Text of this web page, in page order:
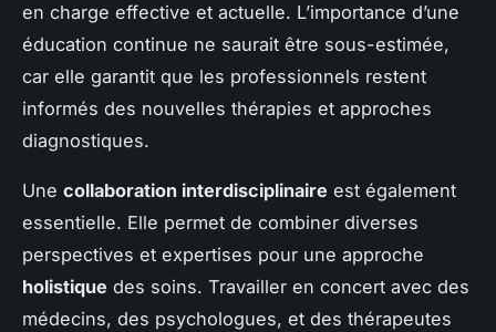
en charge effective et actuelle. L’importance d’une
éducation continue ne saurait être sous-estimée,
car elle garantit que les professionnels restent
informés des nouvelles thérapies et approches
diagnostiques.
Une collaboration interdisciplinaire est également
essentielle. Elle permet de combiner diverses
perspectives et expertises pour une approche
holistique des soins. Travailler en concert avec des
médecins, des psychologues, et des thérapeutes